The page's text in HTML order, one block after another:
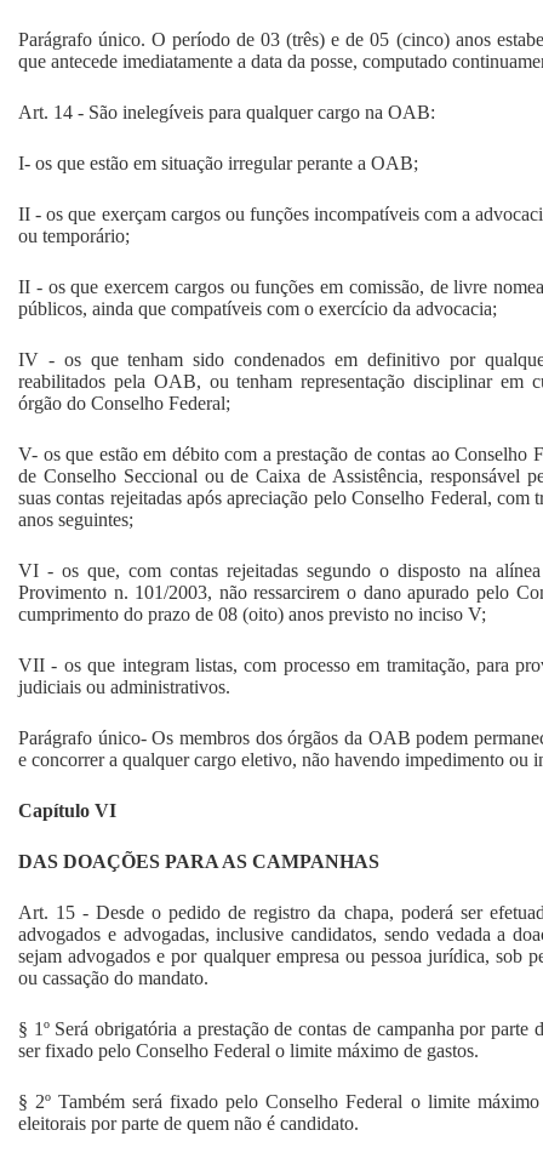
Parágrafo único. O período de 03 (três) e de 05 (cinco) anos
que antecede imediatamente a data da posse, computado
Art. 14 - São inelegíveis para qualquer cargo na OAB:
I- os que estão em situação irregular perante a OAB;
II - os que exerçam cargos ou funções incompatíveis com a
ou temporário;
II - os que exercem cargos ou funções em comissão, de livre
públicos, ainda que compatíveis com o exercício da advocacia;
IV - os que tenham sido condenados em definitivo por
reabilitados pela OAB, ou tenham representação disciplinar em
órgão do Conselho Federal;
V- os que estão em débito com a prestação de contas ao Conselho
de Conselho Seccional ou de Caixa de Assistência, responsável
suas contas rejeitadas após apreciação pelo Conselho Federal,
anos seguintes;
VI - os que, com contas rejeitadas segundo o disposto na
Provimento n. 101/2003, não ressarcirem o dano apurado pelo
cumprimento do prazo de 08 (oito) anos previsto no inciso V;
VII - os que integram listas, com processo em tramitação, para
judiciais ou administrativos.
Parágrafo único- Os membros dos órgãos da OAB podem
e concorrer a qualquer cargo eletivo, não havendo impedimento ou
Capítulo VI
DAS DOAÇÕES PARA AS CAMPANHAS
Art. 15 - Desde o pedido de registro da chapa, poderá ser
advogados e advogadas, inclusive candidatos, sendo vedada a
sejam advogados e por qualquer empresa ou pessoa jurídica, sob
ou cassação do mandato.
§ 1º Será obrigatória a prestação de contas de campanha por parte
ser fixado pelo Conselho Federal o limite máximo de gastos.
§ 2º Também será fixado pelo Conselho Federal o limite máximo
eleitorais por parte de quem não é candidato.